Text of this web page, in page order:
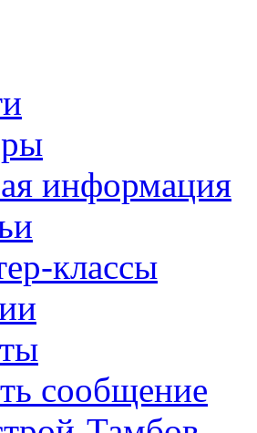
информация
классы
сообщение